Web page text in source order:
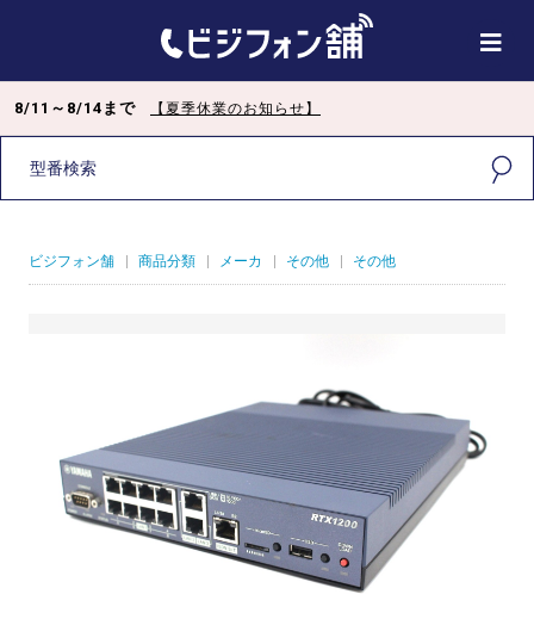
8/11～8/14まで 【夏季休業のお知らせ】
ビジフォン舗 商品分類 メーカ その他 その他